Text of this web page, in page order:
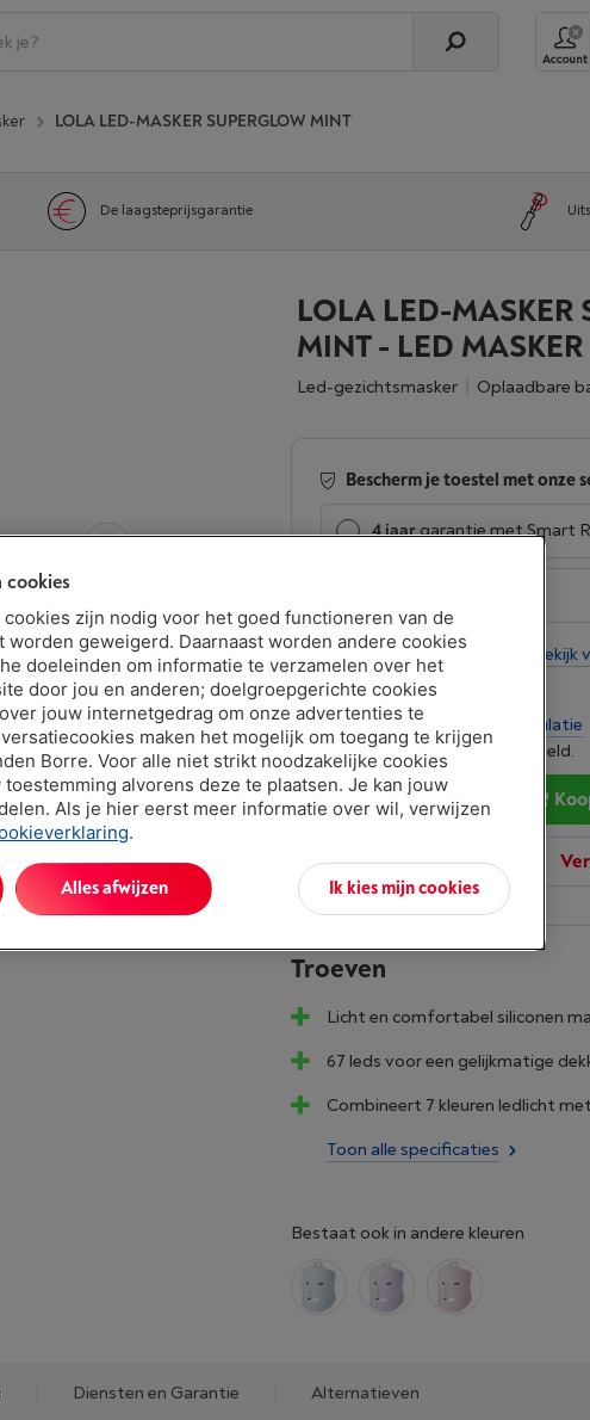
Account
LOLA LED-MASKER SUPERGLOW MINT
De laagsteprijsgarantie
LOLA LED-MASKER
MINT - LED MASKER
Led-gezichtsmasker oplaadbare
Bescherm je toestel met onze
4 jaargarantie met Smart
Binnen minstens 3 weken
€ 249,00
Ofbetalen per maand
Simulatie
Let op, geld lenen kost ook geld.
Troeven
Licht en comfortabel siliconen
67 leds voor een gelijkmatige
Combineert 7 kleuren ledlicht
Toon alle specificaties
Bestaat ook in andere kleuren
Diensten en Garantie Alternatieven
zijn nodig voor het goed functioneren van de
geweigerd. Daarnaast worden andere cookies
doeleinden om informatie te verzamelen over het
door jou en anderen; doelgroepgerichte cookies
jouw internetgedrag om onze advertenties te
maken het mogelijk om toegang te krijgen
Borre. Voor alle niet strikt noodzakelijke cookies
alvorens deze te plaatsen. Je kan jouw
Als je hier eerst meer informatie over wil, verwijzen
.
Ik kies mijn cookies
Alles afwijzen